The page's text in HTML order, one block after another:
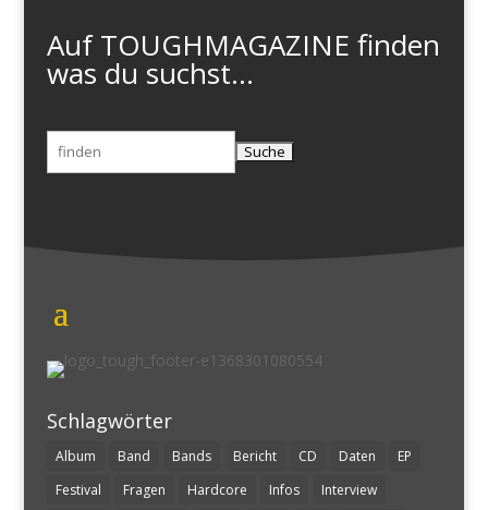
Auf TOUGHMAGAZINE finden
was du suchst...
Suchen
Schlagwörter
Album Band Bands Bericht CD Daten
EP
Festival
Fragen Hardcore Infos Interview